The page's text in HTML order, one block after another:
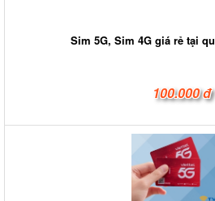
Sim 5G, Sim 4G giá rẻ tại
100.000 đ